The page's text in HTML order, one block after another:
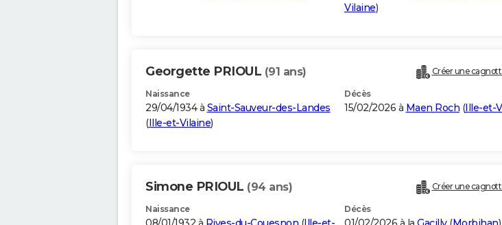
Vilaine)
Georgette PRIOUL (91 ans) Créer une
Naissance
29/04/1934 à Saint-Sauveur-des-Landes
(Ille-et-Vilaine)
Décès
15/02/2026 à Maen Roch (Ille-et-
Simone PRIOUL (94 ans) Créer une
Naissance Décès